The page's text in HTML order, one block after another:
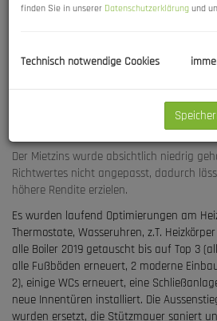
Stellplätze, es eignet sich somit
Es wird festgehalten das aktuell alle
Der Mietzins wurde absichtlich niedrig
Richtwertes nicht angepasst, dadurch
höhere Rendite erzielen.
Es wurden laufend Optimierungen am
Thermostate, Wasseruhren, z.T.
alle Boiler 2019 getauscht bis auf Top 3
alle Fußböden erneuert, 2 moderne
2), einige WCs erneuert, eine
neue Innentüren installiert. Die
wurden ersetzt, die Stützmauer saniert
finden Sie in unserer Datenschutzerklärung und
Technisch notwendige Cookies